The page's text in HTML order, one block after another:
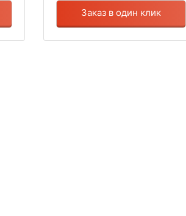
Заказ в один клик